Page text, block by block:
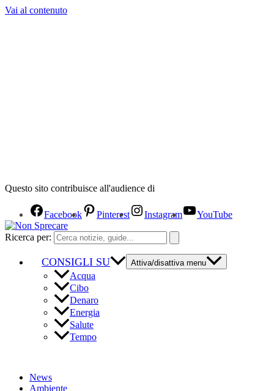
Vai al contenuto
Questo sito contribuisce all'audience di
Facebook Pinterest Instagram YouTube
Ricerca per:
CONSIGLI SU Attiva/disattiva menu
Acqua
Cibo
Denaro
Energia
Salute
Tempo
News
Ambiente